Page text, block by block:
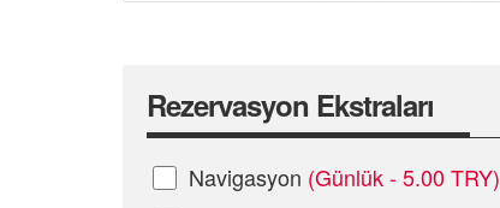
Rezervasyon Ekstraları
Navigasyon (Günlük - 5.00 TRY)